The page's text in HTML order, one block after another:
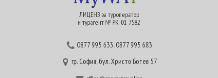
ЛИЦЕНЗ за туроператор
и турагент № РК-01-7582
0877 995 633,0877 995 683
гр. София, бул. Христо Ботев 57